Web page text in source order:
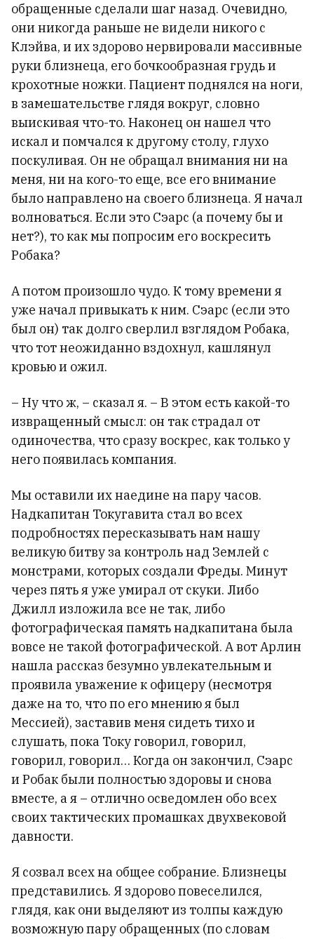
обращенные сделали шаг назад. Очевидно,
они никогда раньше не видели никого с
Клэйва, и их здорово нервировали массивные
руки близнеца, его бочкообразная грудь и
крохотные ножки. Пациент поднялся на ноги,
в замешательстве глядя вокруг, словно
выискивая что-то. Наконец он нашел что
искал и помчался к другому столу, глухо
поскуливая. Он не обращал внимания ни на
меня, ни на кого-то еще, все его внимание
было направлено на своего близнеца. Я начал
волноваться. Если это Сэарс (а почему бы и
нет?), то как мы попросим его воскресить
Робака?
А потом произошло чудо. К тому времени я
уже начал привыкать к ним. Сэарс (если это
был он) так долго сверлил взглядом Робака,
что тот неожиданно вздохнул, кашлянул
кровью и ожил.
– Ну что ж, – сказал я. – В этом есть какой-то
извращенный смысл: он так страдал от
одиночества, что сразу воскрес, как только у
него появилась компания.
Мы оставили их наедине на пару часов.
Надкапитан Токугавита стал во всех
подробностях пересказывать нам нашу
великую битву за контроль над Землей с
монстрами, которых создали Фреды. Минут
через пять я уже умирал от скуки. Либо
Джилл изложила все не так, либо
фотографическая память надкапитана была
вовсе не такой фотографической. А вот Арлин
нашла рассказ безумно увлекательным и
проявила уважение к офицеру (несмотря
даже на то, что по его мнению я был
Мессией), заставив меня сидеть тихо и
слушать, пока Току говорил, говорил,
говорил, говорил… Когда он закончил, Сэарс
и Робак были полностью здоровы и снова
вместе, а я – отлично осведомлен обо всех
своих тактических промашках двухвековой
давности.
Я созвал всех на общее собрание. Близнецы
представились. Я здорово повеселился,
глядя, как они выделяют из толпы каждую
возможную пару обращенных (по словам